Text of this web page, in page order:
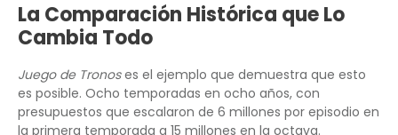
La Comparación Histórica que Lo
Cambia Todo
Juego de Tronoses el ejemplo que demuestra que esto
es posible. Ocho temporadas en ocho años, con
presupuestos que escalaron de 6 millones por episodio en
la primera temporada a 15 millones en la octava.